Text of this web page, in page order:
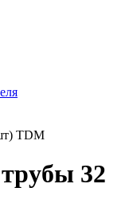
TDM
32